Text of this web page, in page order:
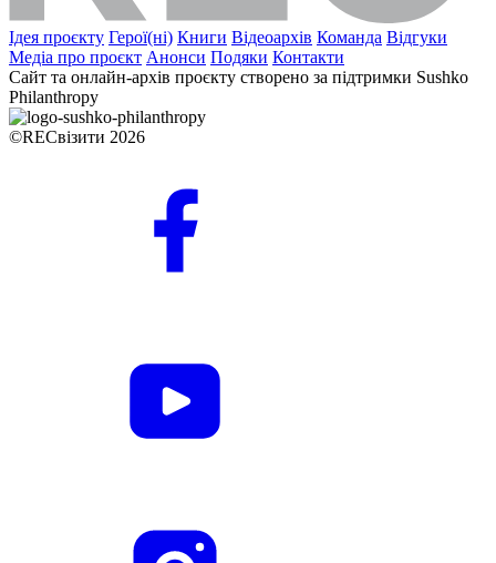
Ідея проєкту Герої(ні) Книги Відеоархів Команда Відгуки
Медіа про проєкт Анонси Подяки Контакти
Сайт та онлайн-архів проєкту створено за підтримки Sushko
Philanthropy
©RECвізити 2026